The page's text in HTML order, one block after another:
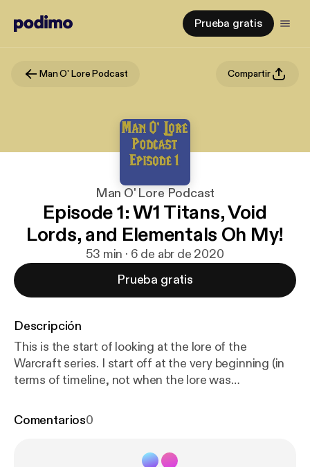
Prueba gratis
Man O' Lore Podcast Compartir
Man O' Lore Podcast
Episode 1: W1 Titans, Void
Lords, and Elementals Oh My!
53 min · 6 de abr de 2020
Prueba gratis
Descripción
This is the start of looking at the lore of the
Warcraft series. I start off at the very beginning (in
terms of timeline, not when the lore was
everything, light, void, titans, elementals, and wild
Comentarios0